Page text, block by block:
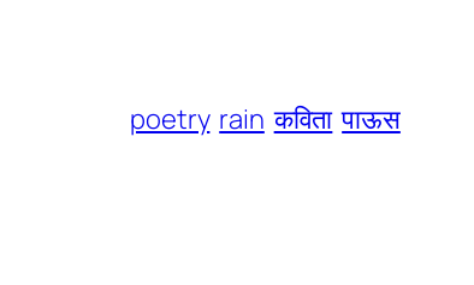
poetry rain कविता पाऊस